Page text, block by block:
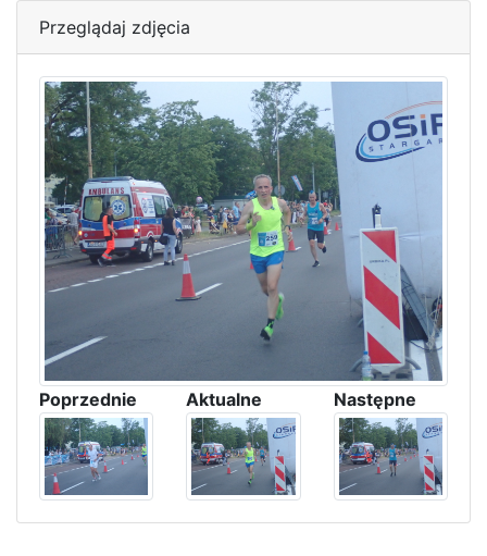
Przeglądaj zdjęcia
Poprzednie Aktualne Następne